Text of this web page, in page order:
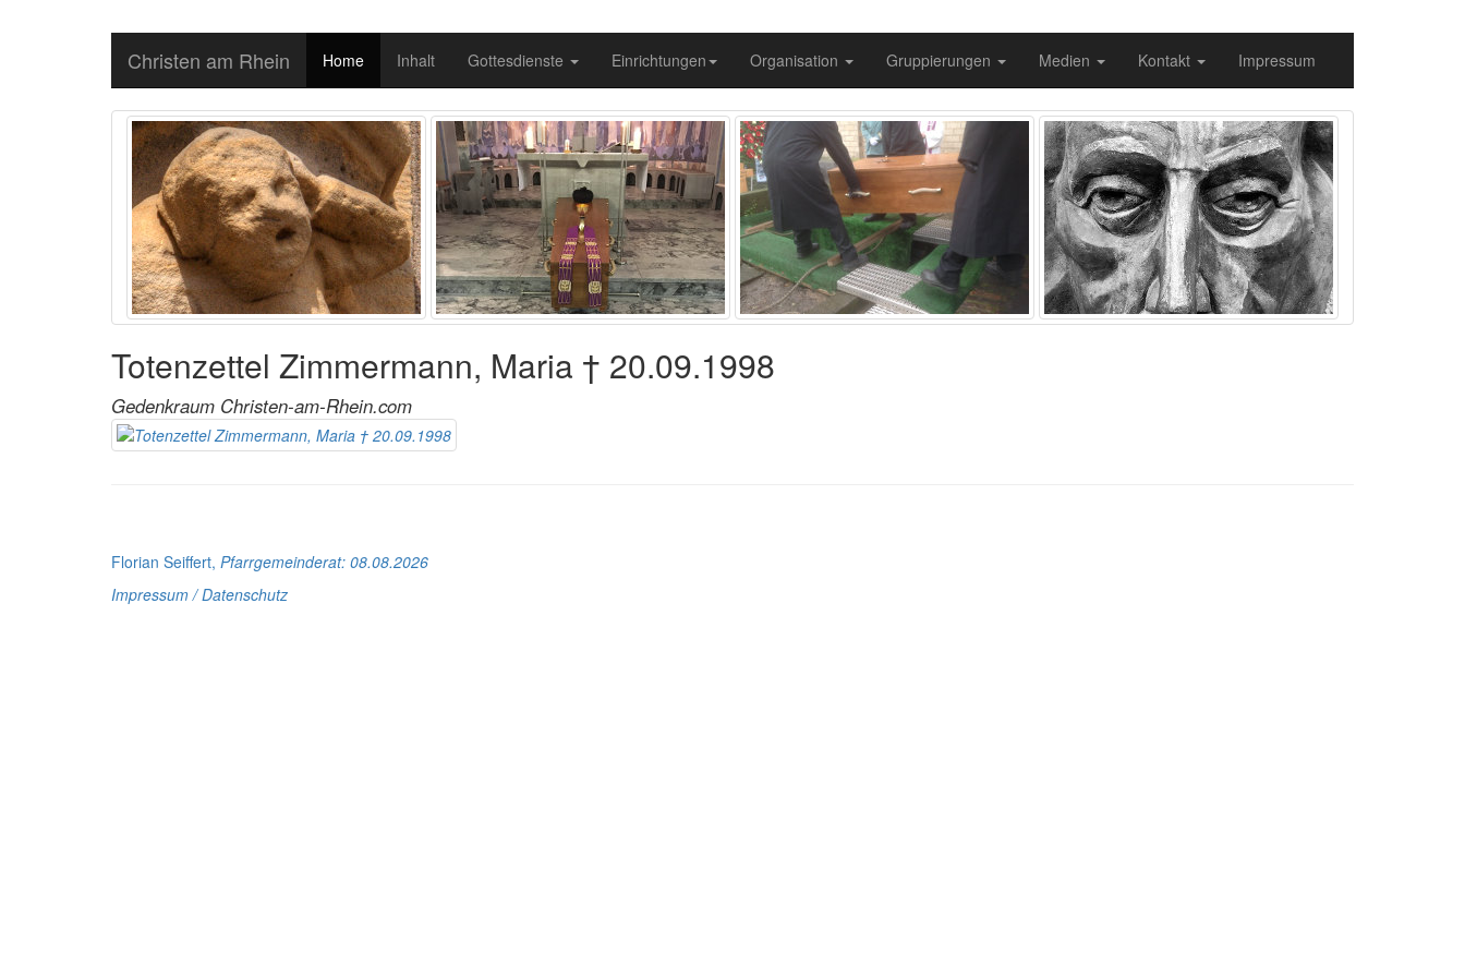
Christen am Rhein Home Inhalt Gottesdienste Einrichtungen Organisation Gruppierungen Medien Kontakt Impressum
Totenzettel Zimmermann, Maria † 20.09.1998
Gedenkraum Christen-am-Rhein.com
Florian Seiffert, Pfarrgemeinderat: 08.08.2026
Impressum / Datenschutz